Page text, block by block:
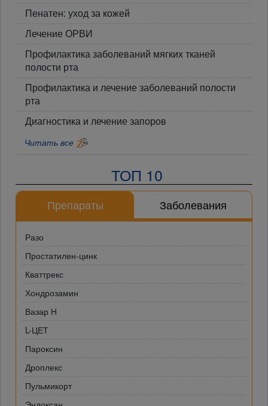
Пенатен: уход за кожей
Лечение ОРВИ
Профилактика заболеваний мягких тканей
полости рта
Профилактика и лечение заболеваний полости
рта
Диагностика и лечение запоров
Читать все
ТОП 10
Препараты Заболевания
Разо
Простатилен-цинк
Кваттрекс
Хондрозамин
Вазар Н
L-ЦЕТ
Пароксин
Дроплекс
Пульмикорт